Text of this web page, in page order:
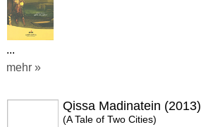
...
mehr »
Qissa Madinatein (2013)
(A Tale of Two Cities)